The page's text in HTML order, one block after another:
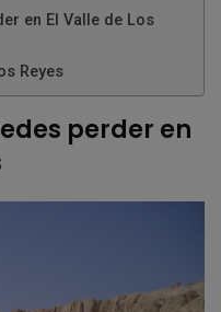
en El Valle de Los
Reyes
perder en